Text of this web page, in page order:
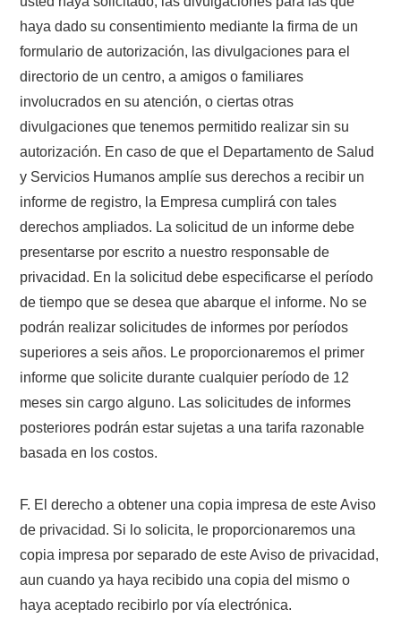
haya dado su consentimiento mediante la firma de un
formulario de autorización, las divulgaciones para el
directorio de un centro, a amigos o familiares
involucrados en su atención, o ciertas otras
divulgaciones que tenemos permitido realizar sin su
autorización. En caso de que el Departamento de Salud
y Servicios Humanos amplíe sus derechos a recibir un
informe de registro, la Empresa cumplirá con tales
derechos ampliados. La solicitud de un informe debe
presentarse por escrito a nuestro responsable de
privacidad. En la solicitud debe especificarse el período
de tiempo que se desea que abarque el informe. No se
podrán realizar solicitudes de informes por períodos
superiores a seis años. Le proporcionaremos el primer
informe que solicite durante cualquier período de 12
meses sin cargo alguno. Las solicitudes de informes
posteriores podrán estar sujetas a una tarifa razonable
basada en los costos.
F. El derecho a obtener una copia impresa de este Aviso
de privacidad. Si lo solicita, le proporcionaremos una
copia impresa por separado de este Aviso de privacidad,
aun cuando ya haya recibido una copia del mismo o
haya aceptado recibirlo por vía electrónica.